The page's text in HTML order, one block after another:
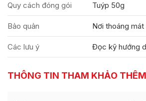
Quy cách đóng gói Tuýp 50g
Bảo quản Nơi thoáng mát
Các lưu ý Đọc kỹ hướng
THÔNG TIN THAM KHẢO